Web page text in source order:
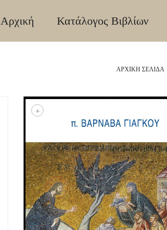
Αρχική Κατάλογος Βιβλίων
ΑΡΧΙΚΉ ΣΕΛΊΔΑ
+